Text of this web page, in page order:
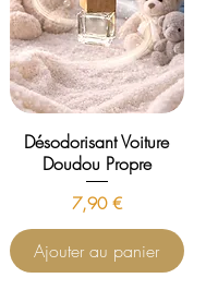
Désodorisant Voiture
Doudou Propre
Prix
7,90 €
Ajouter au panier